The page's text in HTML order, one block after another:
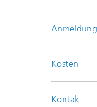
Anmeldung
Kosten
Kontakt